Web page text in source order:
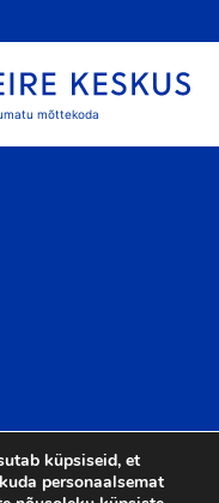
mõttekoda
TAGASI ÜLES
küpsiseid, et
personaalsemat